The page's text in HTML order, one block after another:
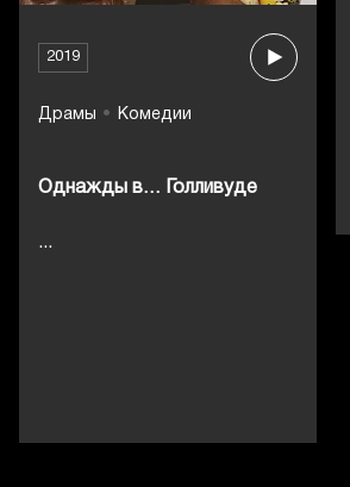
2019
Драмы Комедии
Однажды в… Голливуде
...